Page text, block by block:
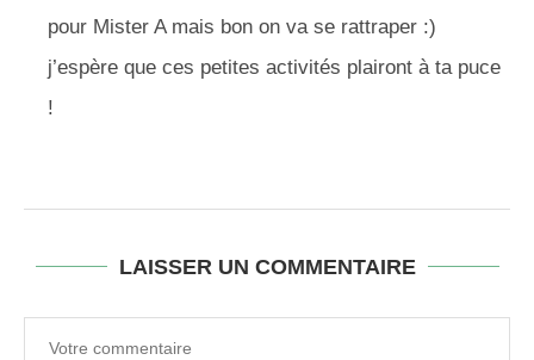
pour Mister A mais bon on va se rattraper :)
j’espère que ces petites activités plairont à ta puce
!
LAISSER UN COMMENTAIRE